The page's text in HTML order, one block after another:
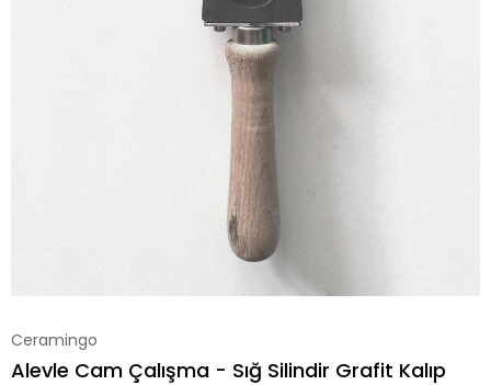
Ceramingo
Alevle Cam Çalışma - Sığ Silindir Grafit Kalıp